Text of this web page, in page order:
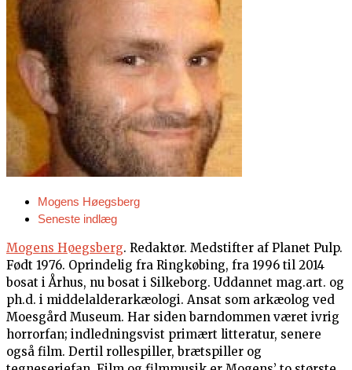
Mogens Høegsberg
Seneste indlæg
Mogens Høegsberg. Redaktør. Medstifter af Planet Pulp.
Født 1976. Oprindelig fra Ringkøbing, fra 1996 til 2014
bosat i Århus, nu bosat i Silkeborg. Uddannet mag.art. og
ph.d. i middelalderarkæologi. Ansat som arkæolog ved
Moesgård Museum. Har siden barndommen været ivrig
horrorfan; indledningsvist primært litteratur, senere
også film. Dertil rollespiller, brætspiller og